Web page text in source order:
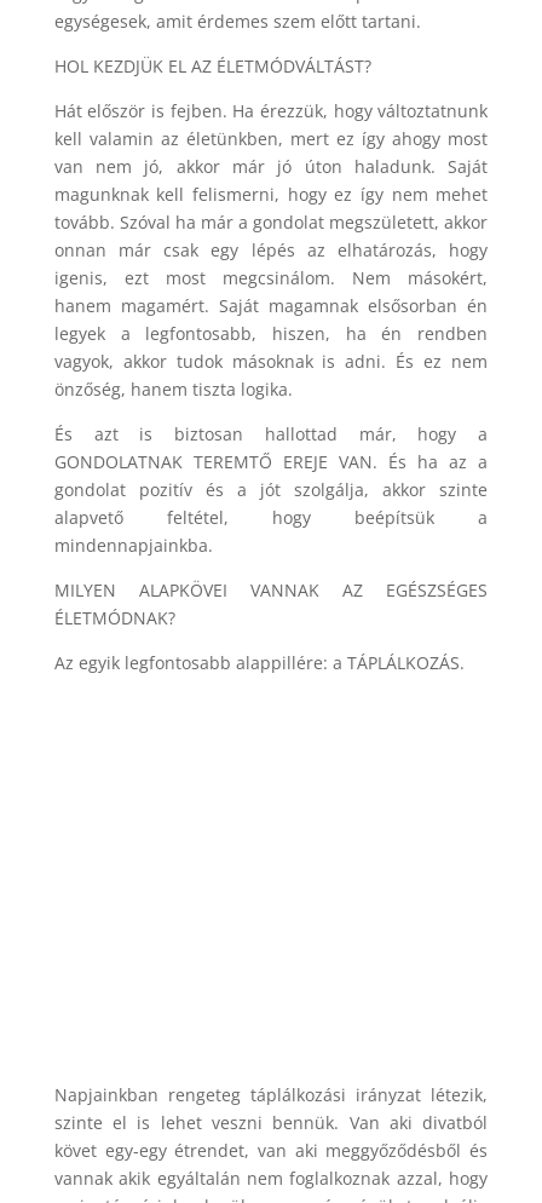
egységesek, amit érdemes szem előtt tartani.
HOL KEZDJÜK EL AZ ÉLETMÓDVÁLTÁST?
Hát először is fejben. Ha érezzük, hogy változtatnunk
kell valamin az életünkben, mert ez így ahogy most
van nem jó, akkor már jó úton haladunk. Saját
magunknak kell felismerni, hogy ez így nem mehet
tovább. Szóval ha már a gondolat megszületett, akkor
onnan már csak egy lépés az elhatározás, hogy
igenis, ezt most megcsinálom. Nem másokért,
hanem magamért. Saját magamnak elsősorban én
legyek a legfontosabb, hiszen, ha én rendben
vagyok, akkor tudok másoknak is adni. És ez nem
önzőség, hanem tiszta logika.
És azt is biztosan hallottad már, hogy a
GONDOLATNAK TEREMTŐ EREJE VAN. És ha az a
gondolat pozitív és a jót szolgálja, akkor szinte
alapvető feltétel, hogy beépítsük a
mindennapjainkba.
MILYEN ALAPKÖVEI VANNAK AZ EGÉSZSÉGES
ÉLETMÓDNAK?
Az egyik legfontosabb alappillére: a TÁPLÁLKOZÁS.
Napjainkban rengeteg táplálkozási irányzat létezik,
szinte el is lehet veszni bennük. Van aki divatból
követ egy-egy étrendet, van aki meggyőződésből és
vannak akik egyáltalán nem foglalkoznak azzal, hogy